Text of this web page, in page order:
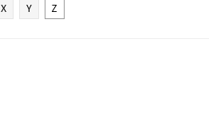
X Y Z